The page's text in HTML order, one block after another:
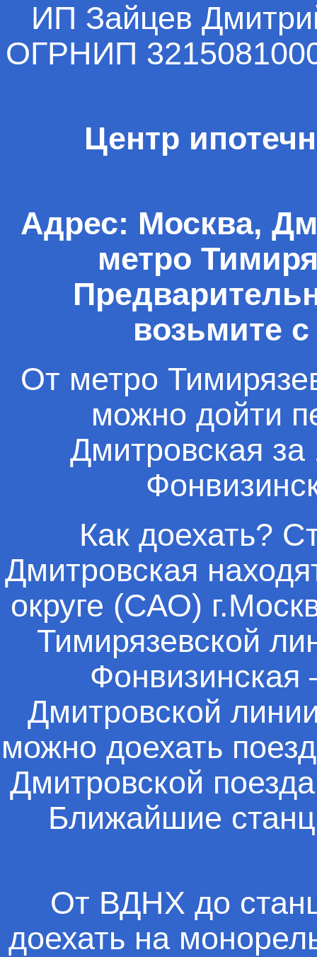
ИП Зайцев
ОГРНИП
Центр
Адрес: Москва,
метро
возьмите
От метро
можно дойти
Дмитровская
Как доехать?
Дмитровская
округе (САО)
Тимирязевской
Дмитровской
можно доехать
Дмитровской
Ближайшие
От ВДНХ до
доехать на